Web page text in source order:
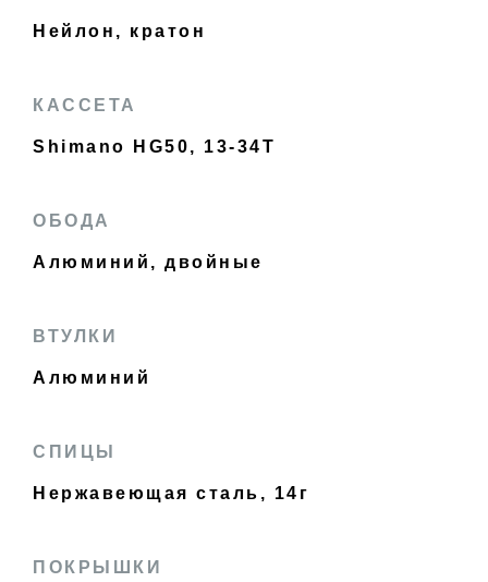
Нейлон, кратон
КАССЕТА
Shimano HG50, 13-34T
ОБОДА
Алюминий, двойные
ВТУЛКИ
Алюминий
СПИЦЫ
Нержавеющая сталь, 14г
ПОКРЫШКИ